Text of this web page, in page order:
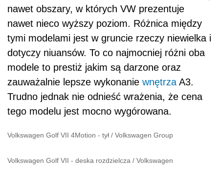
nawet obszary, w których VW prezentuje
nawet nieco wyższy poziom. Różnica między
tymi modelami jest w gruncie rzeczy niewielka i
dotyczy niuansów. To co najmocniej różni oba
modele to prestiż jakim są darzone oraz
zauważalnie lepsze wykonanie wnętrza A3.
Trudno jednak nie odnieść wrażenia, że cena
tego modelu jest mocno wygórowana.
Volkswagen Golf VII 4Motion - tył / Volkswagen Group
Volkswagen Golf VII - deska rozdzielcza / Volkswagen